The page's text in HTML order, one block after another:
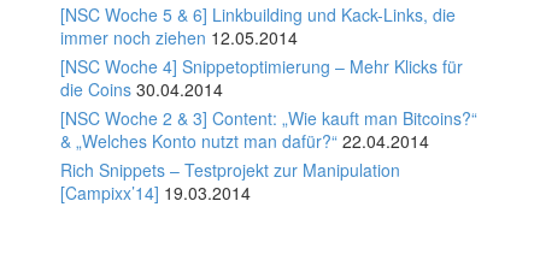
[NSC Woche 5 & 6] Linkbuilding und Kack-Links, die
immer noch ziehen 12.05.2014
[NSC Woche 4] Snippetoptimierung – Mehr Klicks für
die Coins 30.04.2014
[NSC Woche 2 & 3] Content: „Wie kauft man Bitcoins?“
& „Welches Konto nutzt man dafür?“ 22.04.2014
Rich Snippets – Testprojekt zur Manipulation
[Campixx’14] 19.03.2014